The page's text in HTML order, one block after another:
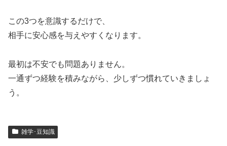
この3つを意識するだけで、
相手に安心感を与えやすくなります。
最初は不安でも問題ありません。
一通ずつ経験を積みながら、少しずつ慣れていきましょ
う。
雑学･豆知識